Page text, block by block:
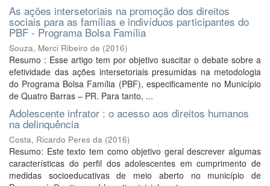
As ações intersetoriais na promoção dos direitos
sociais para as famílias e indivíduos participantes do
PBF - Programa Bolsa Família
Souza, Merci Ribeiro de (2016)
Resumo : Esse artigo tem por objetivo suscitar o debate sobre a
efetividade das ações intersetoriais presumidas na metodologia
do Programa Bolsa Família (PBF), especificamente no Município
de Quatro Barras – PR. Para tanto, ...
Adolescente infrator : o acesso aos direitos humanos
na delinquência
Costa, Ricardo Peres da (2016)
Resumo: Este texto tem como objetivo geral descrever algumas
características do perfil dos adolescentes em cumprimento de
medidas socioeducativas de meio aberto no município de